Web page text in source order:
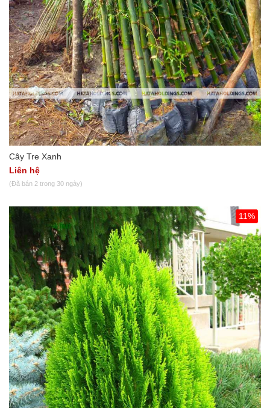
Cây Tre Xanh
Liên hệ
(Đã bán 2 trong 30 ngày)
11%